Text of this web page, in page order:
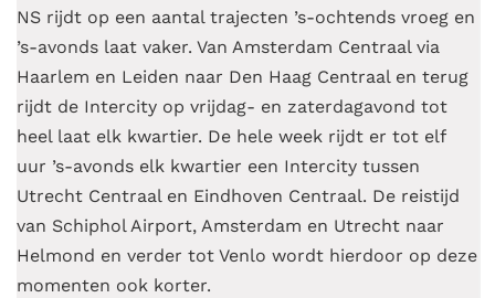
NS rijdt op een aantal trajecten ’s-ochtends vroeg en
’s-avonds laat vaker. Van Amsterdam Centraal via
Haarlem en Leiden naar Den Haag Centraal en terug
rijdt de Intercity op vrijdag- en zaterdagavond tot
heel laat elk kwartier. De hele week rijdt er tot elf
uur ’s-avonds elk kwartier een Intercity tussen
Utrecht Centraal en Eindhoven Centraal. De reistijd
van Schiphol Airport, Amsterdam en Utrecht naar
Helmond en verder tot Venlo wordt hierdoor op deze
momenten ook korter.